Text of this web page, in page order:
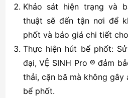
Khảo sát hiện trạng và
thuật sẽ đến tận nơi để
phốt và báo giá chi tiết
Thực hiện hút bể phốt:
đại, VỆ SINH Pro ® đảm
thải, cặn bã mà không gây
bể phốt.